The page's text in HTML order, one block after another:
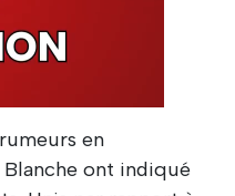
en
ont indiqué